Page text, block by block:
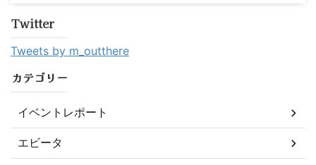
Twitter
Tweets by m_outthere
カテゴリー
イベントレポート
エビータ